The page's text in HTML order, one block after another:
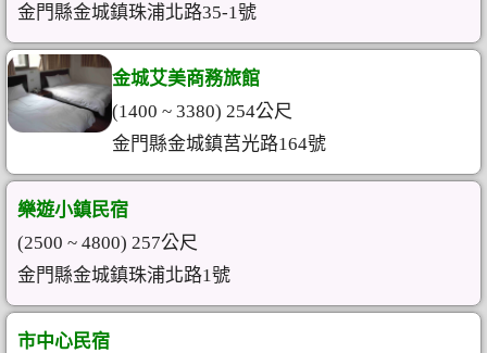
金門縣金城鎮珠浦北路35-1號
金城艾美商務旅館
(1400 ~ 3380) 254公尺
金門縣金城鎮莒光路164號
樂遊小鎮民宿
(2500 ~ 4800) 257公尺
金門縣金城鎮珠浦北路1號
市中心民宿